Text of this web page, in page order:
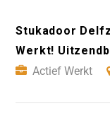
Stukadoor
Werkt!
Actief Werkt